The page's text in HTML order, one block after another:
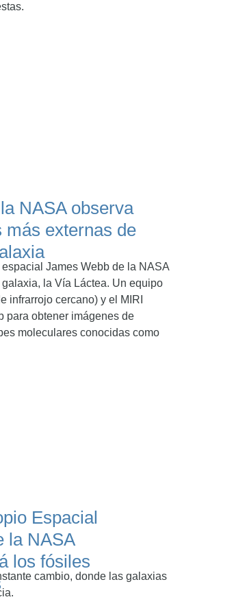
NASA observa
más externas de
James Webb de la NASA
la Vía Láctea. Un equipo
infrarrojo cercano) y el MIRI
para obtener imágenes de
moleculares conocidas como
Espacial
la NASA
los fósiles
cambio, donde las galaxias